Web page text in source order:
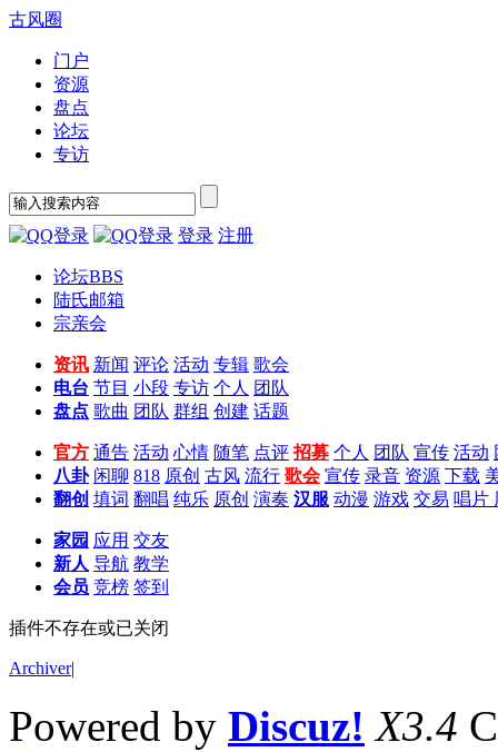
古风圈
门户
资源
盘点
论坛
专访
登录 注册
论坛BBS
陆氏邮箱
宗亲会
资讯 新闻 评论 活动 专辑 歌会
电台 节目 小段 专访 个人 团队
盘点 歌曲 团队 群组 创建 话题
官方 通告 活动 心情 随笔 点评 招募 个人 团队 宣传 活动
八卦 闲聊 818 原创 古风 流行 歌会 宣传 录音 资源 下载
翻创 填词 翻唱 纯乐 原创 演奏 汉服 动漫 游戏 交易 唱片
家园 应用 交友
新人 导航 教学
会员 竞榜 签到
插件不存在或已关闭
Archiver|
Powered by Discuz! X3.4